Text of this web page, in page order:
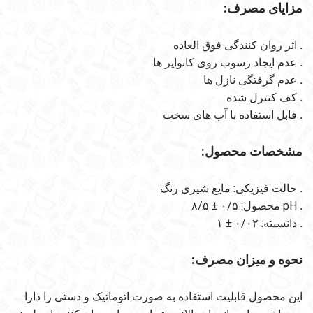
مزایای مصرف:
اثر روان کنندگی فوق العاده
عدم ایجاد رسوب روی کانوایر ها
عدم گرفتگی نازل ها
کف کنترل شده
قابل استفاده با آب های سخت
مشخصات محصول:
حالت فیزیکی: مایع شیری رنگ
دانسیته: ۰/۰۲ ± ۱
نحوه و میزان مصرف:
این محصول قابلیت استفاده به صورت اتوماتیک و دستی را دارا